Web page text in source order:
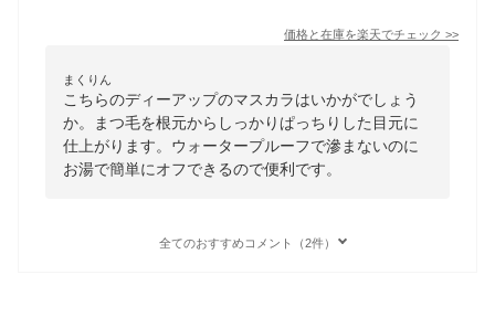
価格と在庫を楽天でチェック >>
まくりん
こちらのディーアップのマスカラはいかがでしょう
か。まつ毛を根元からしっかりぱっちりした目元に
仕上がります。ウォータープルーフで滲まないのに
お湯で簡単にオフできるので便利です。
全てのおすすめコメント（2件）